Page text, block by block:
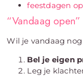
feestdagen
“Vandaag
Wil je vandaag
Bel je eigen
Leg je